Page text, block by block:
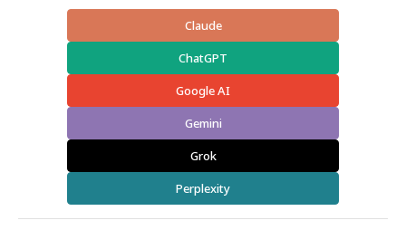
Claude
ChatGPT
Google AI
Gemini
Grok
Perplexity